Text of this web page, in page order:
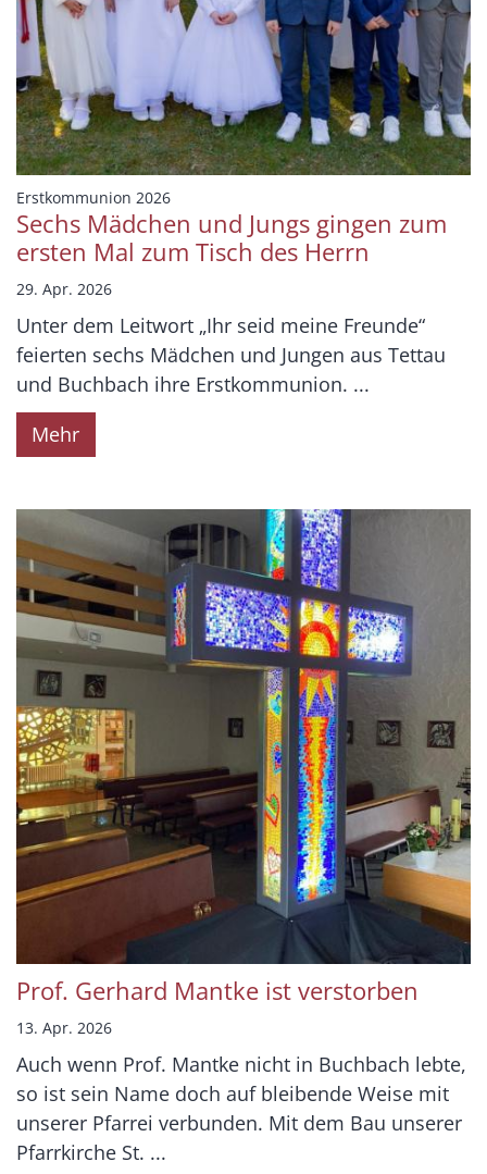
Erstkommunion 2026:
Sechs Mädchen und Jungs gingen zum
ersten Mal zum Tisch des Herrn
29. Apr. 2026
Unter dem Leitwort „Ihr seid meine Freunde“
feierten sechs Mädchen und Jungen aus Tettau
und Buchbach ihre Erstkommunion. ...
Mehr
Prof. Gerhard Mantke ist verstorben
13. Apr. 2026
Auch wenn Prof. Mantke nicht in Buchbach lebte,
so ist sein Name doch auf bleibende Weise mit
unserer Pfarrei verbunden. Mit dem Bau unserer
Pfarrkirche St. ...